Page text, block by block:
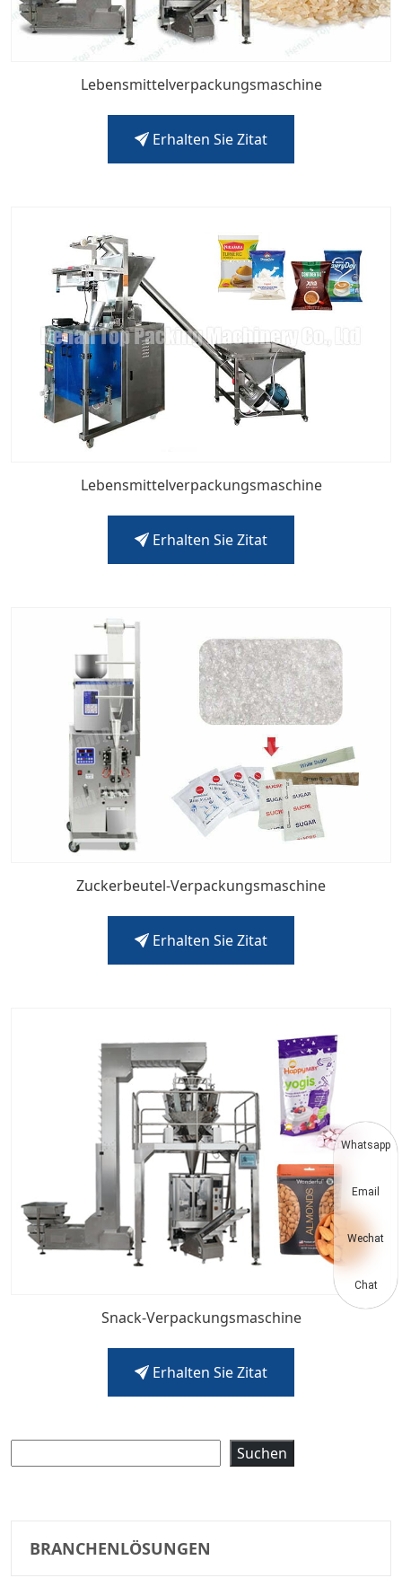
Lebensmittelverpackungsmaschine
Erhalten Sie Zitat
Lebensmittelverpackungsmaschine
Erhalten Sie Zitat
Zuckerbeutel-Verpackungsmaschine
Erhalten Sie Zitat
Snack-Verpackungsmaschine
Erhalten Sie Zitat
Suchen
BRANCHENLÖSUNGEN
Whatsapp
Email
Wechat
Chat